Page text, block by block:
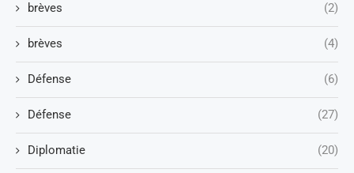
brèves (2)
brèves (4)
Défense (6)
Défense (27)
Diplomatie (20)